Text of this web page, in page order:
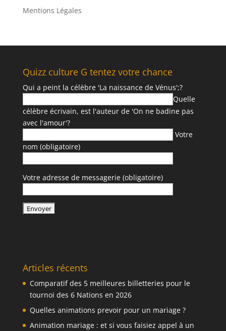
Mentions Légales
Quizz culture G tentez votre chance
Qui a peint la célèbre 'La naissance de Vénus';?
Quelle
célèbre écrivain, est l'auteur de 'On ne badine pas
avec l'amour'?
Votre
nom (obligatoire)
Votre adresse de messagerie (obligatoire)
Articles récents
Comparatif des 5 meilleures billetteries pour le
tournoi des 6 Nations en 2026
Quelles animations prevoir pour un mariage ?
Animation mariage : et si vous faisiez appel à un